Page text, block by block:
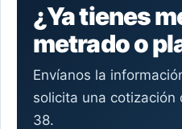
¿Ya tienes
metrado o
Envíanos la
solicita una cotización
38.